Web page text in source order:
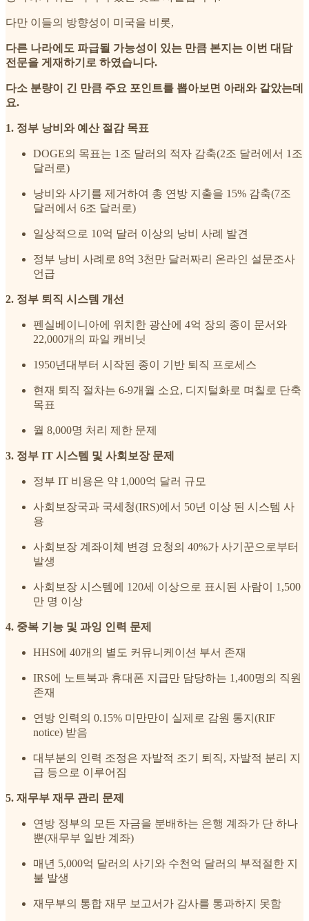
다만 이들의 방향성이 미국을 비롯,
다른 나라에도 파급될 가능성이 있는 만큼 본지는 이번 대담
전문을 게재하기로 하였습니다.
다소 분량이 긴 만큼 주요 포인트를 뽑아보면 아래와 같았는데
요.
1. 정부 낭비와 예산 절감 목표
DOGE의 목표는 1조 달러의 적자 감축(2조 달러에서 1조
달러로)
낭비와 사기를 제거하여 총 연방 지출을 15% 감축(7조
달러에서 6조 달러로)
일상적으로 10억 달러 이상의 낭비 사례 발견
정부 낭비 사례로 8억 3천만 달러짜리 온라인 설문조사
언급
2. 정부 퇴직 시스템 개선
펜실베이니아에 위치한 광산에 4억 장의 종이 문서와
22,000개의 파일 캐비닛
1950년대부터 시작된 종이 기반 퇴직 프로세스
현재 퇴직 절차는 6-9개월 소요, 디지털화로 며칠로 단축
목표
월 8,000명 처리 제한 문제
3. 정부 IT 시스템 및 사회보장 문제
정부 IT 비용은 약 1,000억 달러 규모
사회보장국과 국세청(IRS)에서 50년 이상 된 시스템 사
용
사회보장 계좌이체 변경 요청의 40%가 사기꾼으로부터
발생
사회보장 시스템에 120세 이상으로 표시된 사람이 1,500
만 명 이상
4. 중복 기능 및 과잉 인력 문제
HHS에 40개의 별도 커뮤니케이션 부서 존재
IRS에 노트북과 휴대폰 지급만 담당하는 1,400명의 직원
존재
연방 인력의 0.15% 미만만이 실제로 감원 통지(RIF
notice) 받음
대부분의 인력 조정은 자발적 조기 퇴직, 자발적 분리 지
급 등으로 이루어짐
5. 재무부 재무 관리 문제
연방 정부의 모든 자금을 분배하는 은행 계좌가 단 하나
뿐(재무부 일반 계좌)
매년 5,000억 달러의 사기와 수천억 달러의 부적절한 지
불 발생
재무부의 통합 재무 보고서가 감사를 통과하지 못함